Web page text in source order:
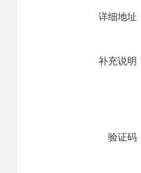
详细地址
补充说明
验证码